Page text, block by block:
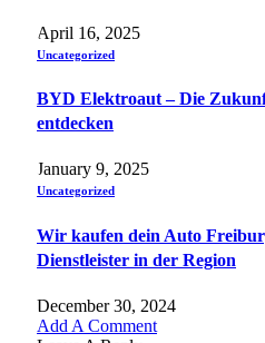
April 16, 2025
Uncategorized
BYD Elektroaut – Die
entdecken
January 9, 2025
Uncategorized
Wir kaufen dein Auto
Dienstleister in der Region
December 30, 2024
Add A Comment